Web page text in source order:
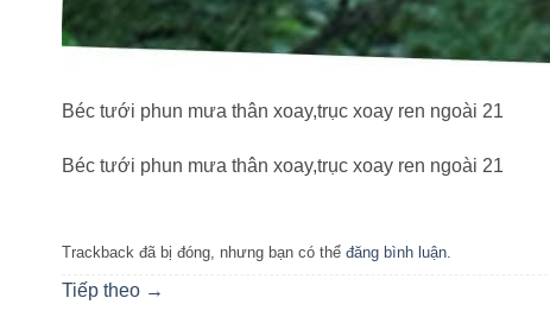
Béc tưới phun mưa thân xoay,trục xoay ren ngoài 21
Béc tưới phun mưa thân xoay,trục xoay ren ngoài 21
Trackback đã bị đóng, nhưng bạn có thể đăng bình luận
Tiếp theo →